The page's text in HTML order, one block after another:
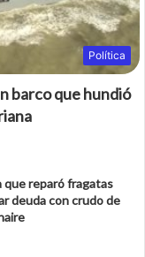
Política
barco que hundió
que reparó fragatas
deuda con crudo de